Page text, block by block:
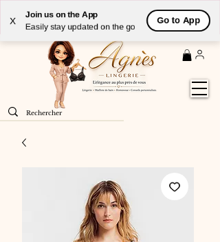
X
Join us on the App
Easily stay updated on the go
Go to App
Livraison GRATUITE(à partir de 59€) à domicile par
Colissimo en France métropolitaine